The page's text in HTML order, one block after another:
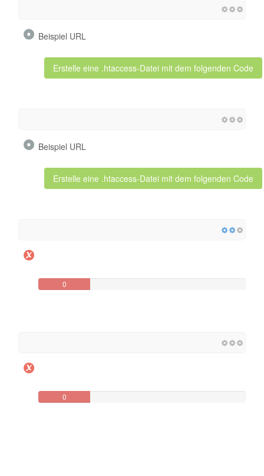
Beispiel URL
Erstelle eine .htaccess-Datei mit dem folgenden Code
Beispiel URL
Erstelle eine .htaccess-Datei mit dem folgenden Code
0
0